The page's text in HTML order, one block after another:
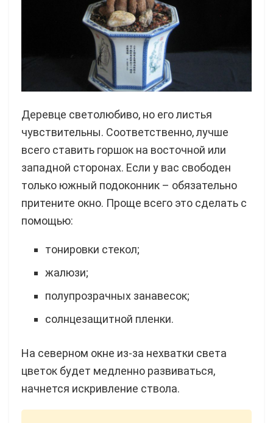
Деревце светолюбиво, но его листья
чувствительны. Соответственно, лучше
всего ставить горшок на восточной или
западной сторонах. Если у вас свободен
только южный подоконник – обязательно
притените окно. Проще всего это сделать с
помощью:
тонировки стекол;
жалюзи;
полупрозрачных занавесок;
солнцезащитной пленки.
На северном окне из-за нехватки света
цветок будет медленно развиваться,
начнется искривление ствола.